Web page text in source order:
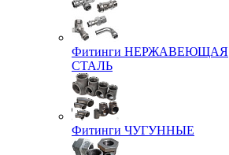
Фитинги НЕРЖАВЕЮЩАЯ
СТАЛЬ
Фитинги ЧУГУННЫЕ